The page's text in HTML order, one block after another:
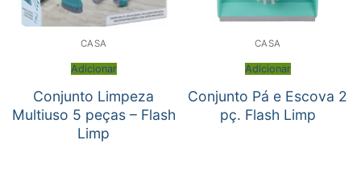
CASA
Adicionar
Conjunto Limpeza
Multiuso 5 peças – Flash
Limp
CASA
Adicionar
Conjunto Pá e Escova 2
pç. Flash Limp